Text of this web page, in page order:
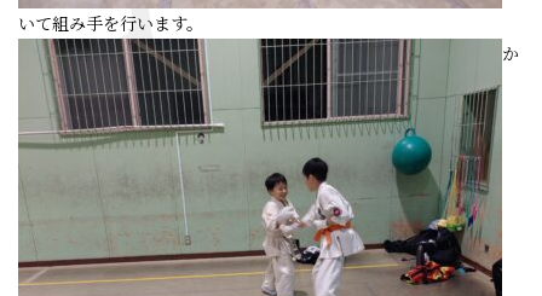
いて組み手を行います。
か